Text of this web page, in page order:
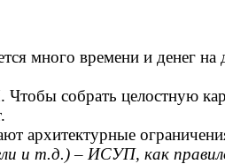
много времени и денег на
Чтобы собрать целостную
архитектурные
и т.д.) – ИСУП, как